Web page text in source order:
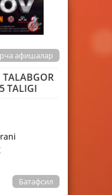
афишалар
TALIGI
Батафсил